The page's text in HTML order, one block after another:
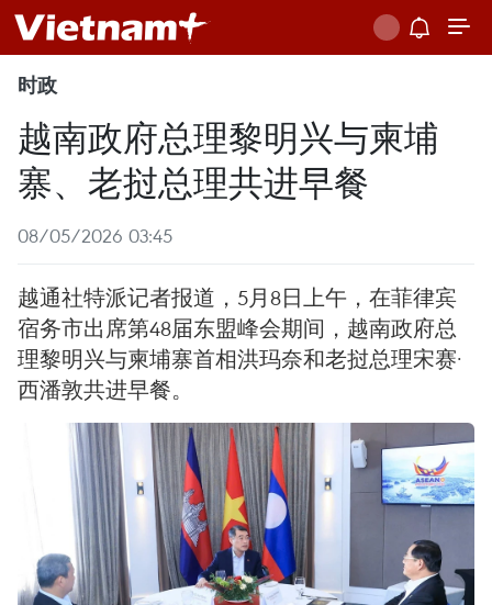
时政
越南政府总理黎明兴与柬埔
寨、老挝总理共进早餐
08/05/2026 03:45
越通社特派记者报道，5月8日上午，在菲律宾
宿务市出席第48届东盟峰会期间，越南政府总
理黎明兴与柬埔寨首相洪玛奈和老挝总理宋赛·
西潘敦共进早餐。